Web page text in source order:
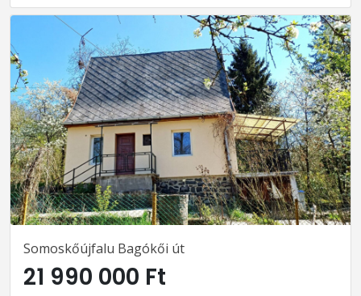
Somoskőújfalu Bagókői út
21 990 000 Ft